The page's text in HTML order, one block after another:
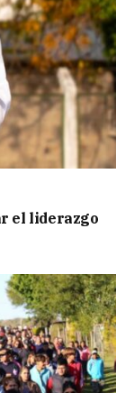
el liderazgo